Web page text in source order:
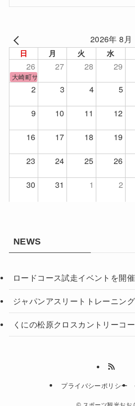
2026年 8月
日 月 火 水
26 27 28 29
大崎町サッカーフェスティバル
2 3 4 5
9 10 11 12
16
17 18 19
23
24 25 26
30
31 1 2
NEWS
ロードコース試走イベントを開催
ジャパンアスリートトレーニン
くにの松原クロスカントリーコ
プライバシーポリシー